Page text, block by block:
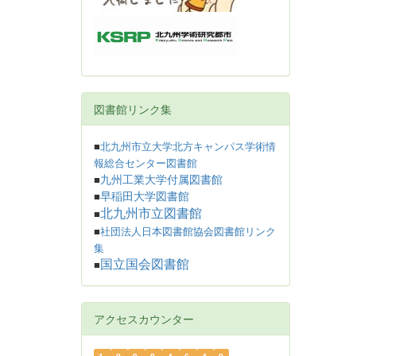
図書館リンク集
■北九州市立大学北方キャンパス学術情
報総合センター図書館
■九州工業大学付属図書館
■早稲田大学図書館
■北九州市立図書館
■社団法人日本図書館協会図書館リンク
集
■ 国立国会図書館
アクセスカウンター